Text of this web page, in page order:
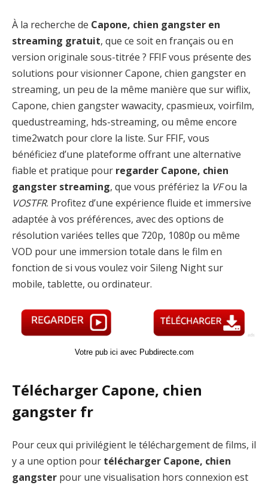
À la recherche de Capone, chien gangster en
streaming gratuit, que ce soit en français ou en
version originale sous-titrée ? FFIF vous présente des
solutions pour visionner Capone, chien gangster en
streaming, un peu de la même manière que sur wiflix,
Capone, chien gangster wawacity, cpasmieux, voirfilm,
quedustreaming, hds-streaming, ou même encore
time2watch pour clore la liste. Sur FFIF, vous
bénéficiez d’une plateforme offrant une alternative
fiable et pratique pour regarder Capone, chien
gangster streaming, que vous préfériez la VFou la
VOSTFR. Profitez d’une expérience fluide et immersive
adaptée à vos préférences, avec des options de
résolution variées telles que 720p, 1080p ou même
VOD pour une immersion totale dans le film en
fonction de si vous voulez voir Sileng Night sur
mobile, tablette, ou ordinateur.
Votre pub ici avec Pubdirecte.com
Télécharger Capone, chien
gangster fr
Pour ceux qui privilégient le téléchargement de films, il
y a une option pour télécharger Capone, chien
gangster pour une visualisation hors connexion est